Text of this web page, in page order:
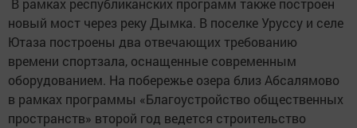
В рамках республиканских программ также построен
новый мост через реку Дымка. В поселке Уруссу и селе
Ютаза построены два отвечающих требованию
времени спортзала, оснащенные современным
оборудованием. На побережье озера близ Абсалямово
в рамках программы «Благоустройство общественных
пространств» второй год ведется строительство